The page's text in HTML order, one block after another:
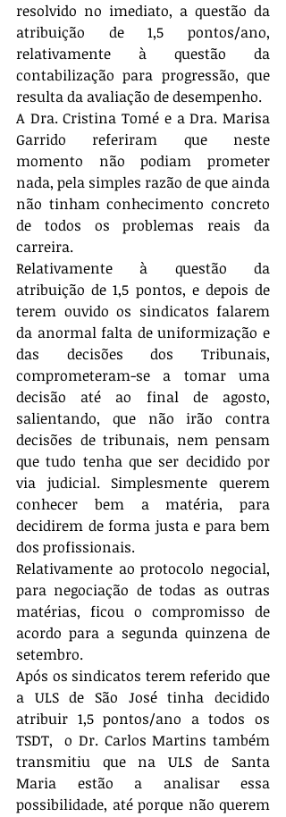
resolvido no imediato, a questão da
atribuição de 1,5 pontos/ano,
relativamente à questão da
contabilização para progressão, que
resulta da avaliação de desempenho.
A Dra. Cristina Tomé e a Dra. Marisa
Garrido referiram que neste
momento não podiam prometer
nada, pela simples razão de que ainda
não tinham conhecimento concreto
de todos os problemas reais da
carreira.
Relativamente à questão da
atribuição de 1,5 pontos, e depois de
terem ouvido os sindicatos falarem
da anormal falta de uniformização e
das decisões dos Tribunais,
comprometeram-se a tomar uma
decisão até ao final de agosto,
salientando, que não irão contra
decisões de tribunais, nem pensam
que tudo tenha que ser decidido por
via judicial. Simplesmente querem
conhecer bem a matéria, para
decidirem de forma justa e para bem
dos profissionais.
Relativamente ao protocolo negocial,
para negociação de todas as outras
matérias, ficou o compromisso de
acordo para a segunda quinzena de
setembro.
Após os sindicatos terem referido que
a ULS de São José tinha decidido
atribuir 1,5 pontos/ano a todos os
TSDT,  o Dr. Carlos Martins também
transmitiu que na ULS de Santa
Maria estão a analisar essa
possibilidade, até porque não querem